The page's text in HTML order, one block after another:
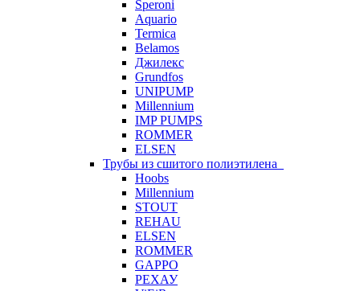
Speroni
Aquario
Termica
Belamos
Джилекс
Grundfos
UNIPUMP
Millennium
IMP PUMPS
ROMMER
ELSEN
Трубы из сшитого полиэтилена
Hoobs
Millennium
STOUT
REHAU
ELSEN
ROMMER
GAPPO
РЕХАУ